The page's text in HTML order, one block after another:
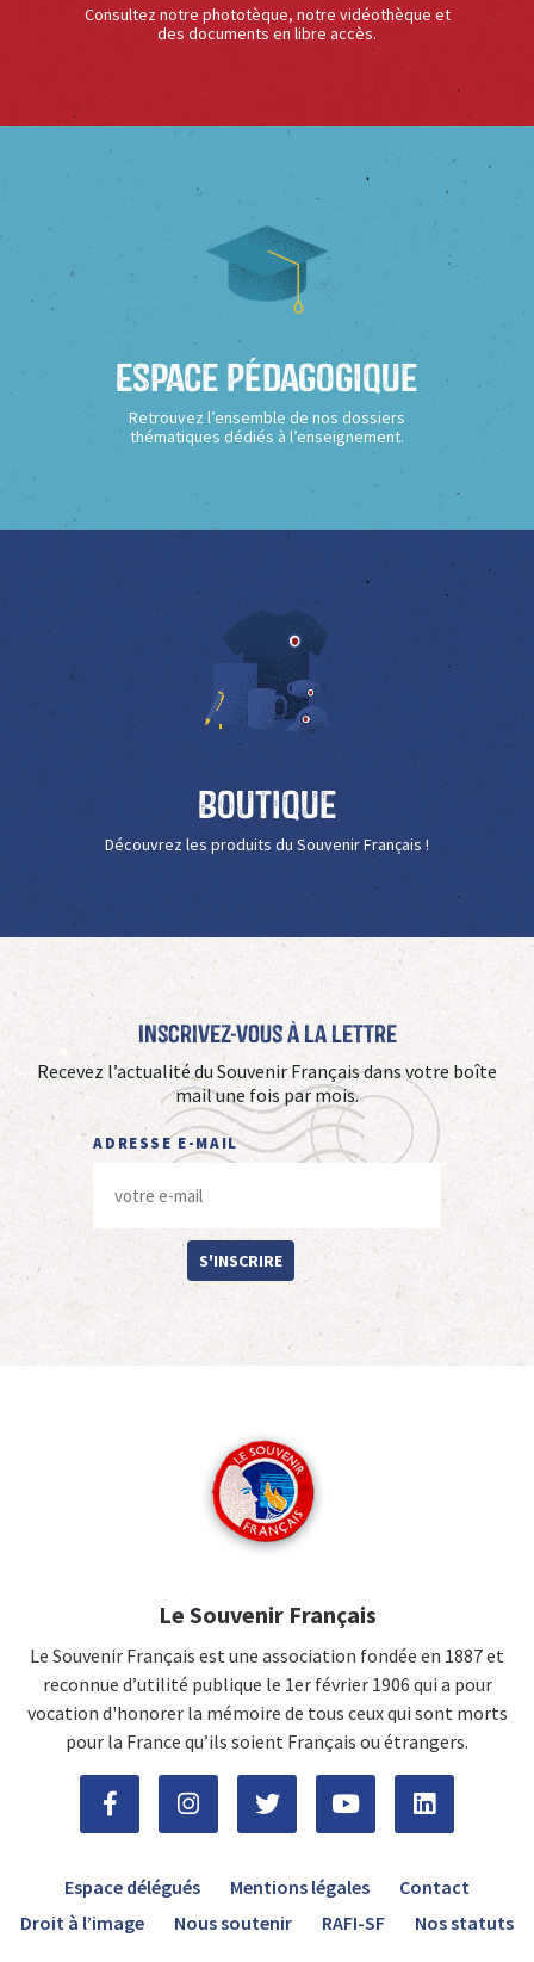
Consultez notre phototèque, notre vidéothèque et
des documents en libre accès.
Espace Pédagogique
Retrouvez l’ensemble de nos dossiers
thématiques dédiés à l’enseignement.
Boutique
Découvrez les produits du Souvenir Français !
Inscrivez-vous à La Lettre
Recevez l’actualité du Souvenir Français dans votre boîte
mail une fois par mois.
ADRESSE E-MAIL
S'INSCRIRE
Le Souvenir Français
Le Souvenir Français est une association fondée en 1887 et
reconnue d’utilité publique le 1er février 1906 qui a pour
vocation d'honorer la mémoire de tous ceux qui sont morts
pour la France qu’ils soient Français ou étrangers.
Espace délégués Mentions légales
Contact
Droit à l’image
Nous soutenir RAFI-SF Nos statuts